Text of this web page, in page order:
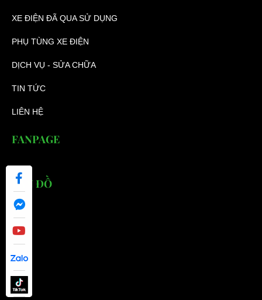
XE ĐIỆN ĐÃ QUA SỬ DỤNG
PHỤ TÙNG XE ĐIỆN
DỊCH VỤ - SỬA CHỮA
TIN TỨC
LIÊN HỆ
FANPAGE
BẢN ĐỒ